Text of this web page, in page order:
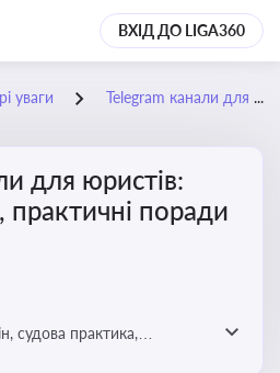
ВХІД ДО LIGA360
уваги Telegram канали для юристів: новини, кейси, практичні поради
для юристів:
поради
судова практика,